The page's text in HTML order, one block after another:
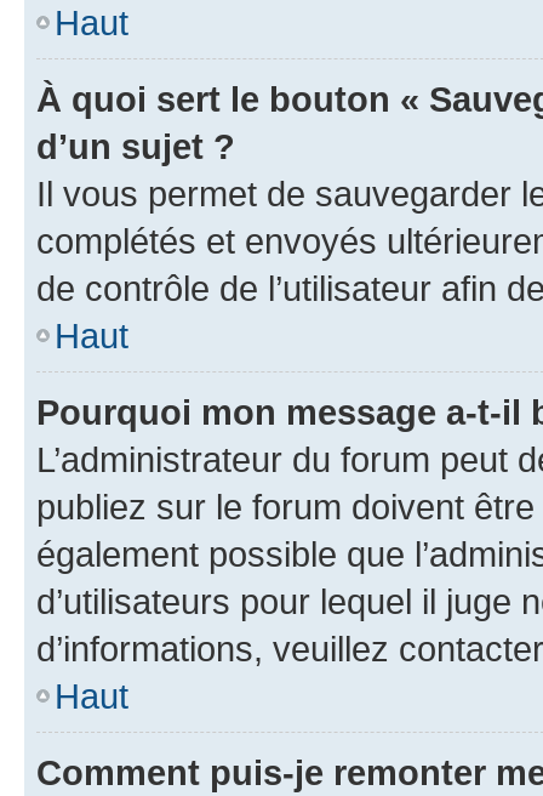
Haut
À quoi sert le bouton «
d’un sujet ?
Il vous permet de sauvegarder
complétés et envoyés
de contrôle de l’utilisateur afin
Haut
Pourquoi mon message a-t-il
L’administrateur du forum peut
publiez sur le forum doivent
également possible que
d’utilisateurs pour lequel il juge
d’informations, veuillez
Haut
Comment puis-je remonter